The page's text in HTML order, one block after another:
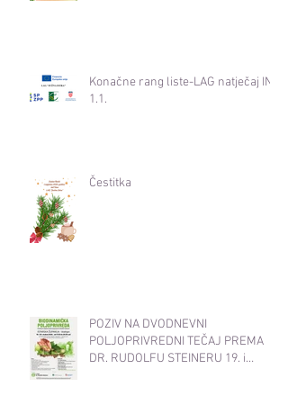
Konačne rang liste-LAG natječaj INT
1.1.
Čestitka
POZIV NA DVODNEVNI
POLJOPRIVREDNI TEČAJ PREMA
DR. RUDOLFU STEINERU 19. i